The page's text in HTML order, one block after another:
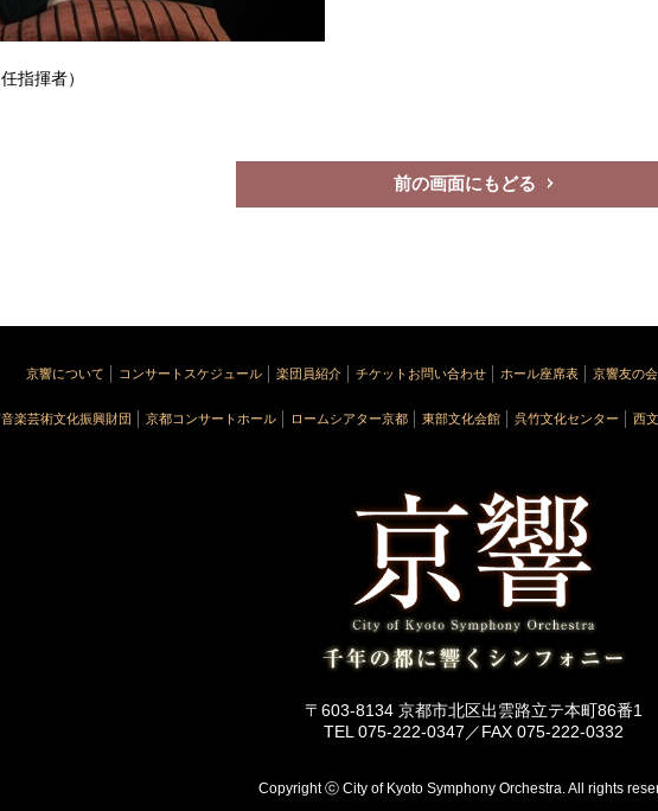
指揮者）
前の画面にもどる
京響について コンサートスケジュール 楽団員紹介 チケットお問い合わせ ホール座席表 京響友の会
楽芸術文化振興財団 京都コンサートホール ロームシアター京都 東部文化会館 呉竹文化センター 西
〒603-8134 京都市北区出雲路立テ本町86番1
TEL 075-222-0347／FAX 075-222-0332
Copyright ⓒ City of Kyoto Symphony Orchestra. All rights